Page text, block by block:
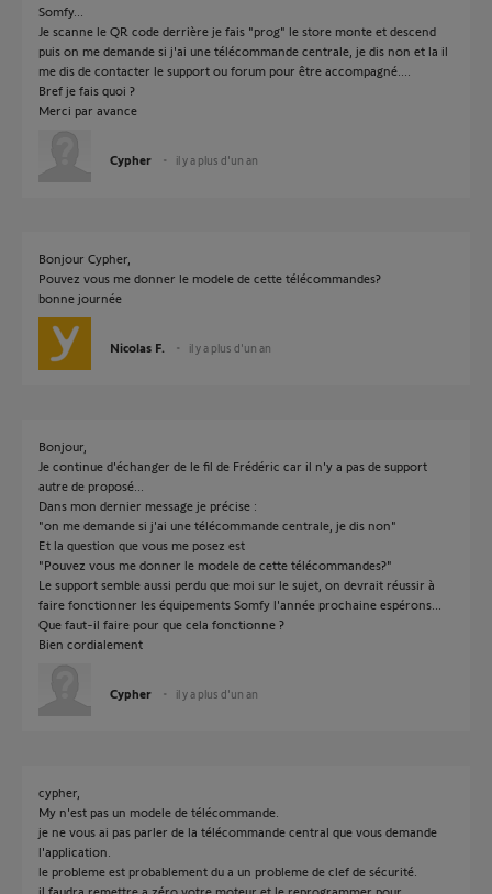
Somfy...
Je scanne le QR code derrière je fais "prog" le store monte et descend
puis on me demande si j'ai une télécommande centrale, je dis non et la il
me dis de contacter le support ou forum pour être accompagné....
Bref je fais quoi ?
Merci par avance
Cypher il y a plus d'un an
Bonjour Cypher,
Pouvez vous me donner le modele de cette télécommandes?
bonne journée
Nicolas F. il y a plus d'un an
Bonjour,
Je continue d'échanger de le fil de Frédéric car il n'y a pas de support
autre de proposé...
Dans mon dernier message je précise :
"on me demande si j'ai une télécommande centrale, je dis non"
Et la question que vous me posez est
"Pouvez vous me donner le modele de cette télécommandes?"
Le support semble aussi perdu que moi sur le sujet, on devrait réussir à
faire fonctionner les équipements Somfy l'année prochaine espérons...
Que faut-il faire pour que cela fonctionne ?
Bien cordialement
Cypher il y a plus d'un an
cypher,
My n'est pas un modele de télécommande.
je ne vous ai pas parler de la télécommande central que vous demande
l'application.
le probleme est probablement du a un probleme de clef de sécurité.
il faudra remettre a zéro votre moteur et le reprogrammer pour